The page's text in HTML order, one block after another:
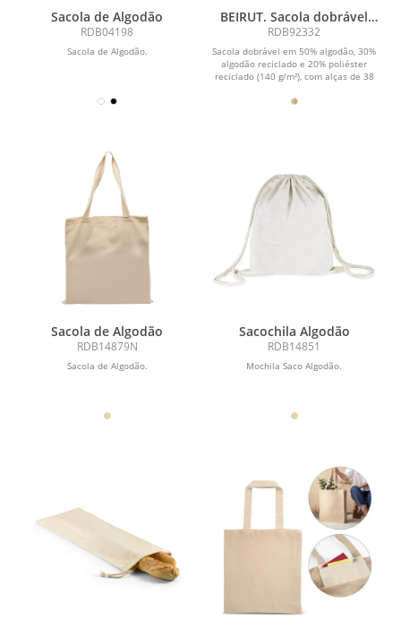
Sacola de Algodão
RDB04198
Sacola de Algodão.
BEIRUT. Sacola dobrável
em 50% algodão, 30%
algodão reciclado e 20%
poliéster reciclado (140
g/m²)
RDB92332
Sacola dobrável em 50% algodão, 30%
algodão reciclado e 20% poliéster
reciclado (140 g/m²), com alças de 38
Sacola de Algodão
RDB14879N
Sacola de Algodão.
Sacochila Algodão
RDB14851
Mochila Saco Algodão.